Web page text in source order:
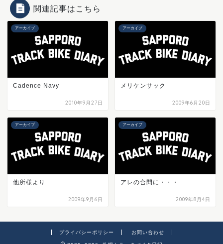
関連記事はこちら
アーカイブ
Cadence Navy
2010年9月27日
アーカイブ
メリケンサック
2009年6月20日
アーカイブ
他所様より
2009年9月6日
アーカイブ
アレの合間に・・・
2009年8月4日
プライバシーポリシー お問い合わせ